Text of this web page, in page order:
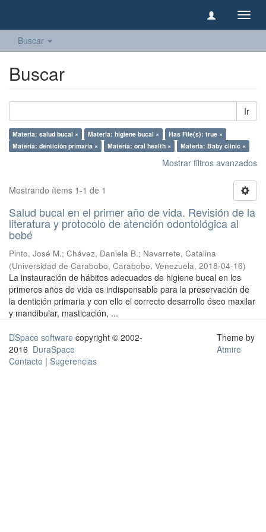
Buscar
Buscar
Ir
Materia: salud bucal × Materia: higiene bucal ×
Has File(s): true ×
Materia: dentición primaria ×
Materia: oral health × Materia: Baby clinic ×
Mostrar filtros avanzados
Mostrando ítems 1-1 de 1
Salud bucal en el primer año de vida. Revisión de la
literatura y protocolo de atención odontológica al
bebé
Pinto, José M.; Chávez, Daniela B.; Navarrete, Catalina
(Universidad de Carabobo, Carabobo, Venezuela, 2018-04-16)
La instauración de hábitos adecuados de higiene bucal en los
primeros años de vida es indispensable para la preservación de
la dentición primaria y con ello el correcto desarrollo óseo maxilar
y mandibular, masticación, ...
DSpace software copyright © 2002-
2016 DuraSpace
Contacto | Sugerencias
Theme by
Atmire